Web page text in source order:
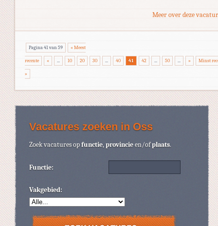
Meer over deze
Pagina 41 van 59 « Meest
recente « ... 10 20 30 ... 40 41 42 ... 50 ... » Minst
»
Vacatures zoeken in Oss
Zoek vacatures opfunctie,provincieen/ofplaats.
Functie:
Vakgebied: